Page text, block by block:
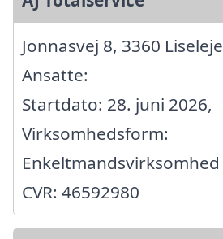
Jonnasvej 8, 3360 Liseleje
Ansatte:
Startdato: 28. juni 2026,
Virksomhedsform:
Enkeltmandsvirksomhed
CVR: 46592980